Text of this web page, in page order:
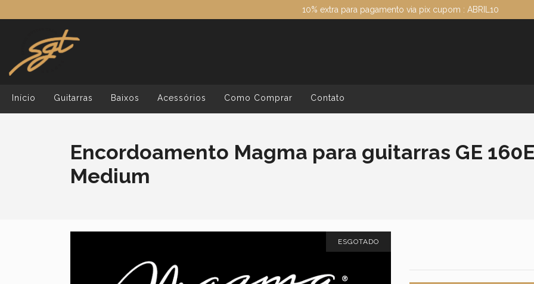
10% extra para pagamento via pix cupom : ABRIL10
Início Guitarras Baixos Acessórios Como Comprar Contato
Encordoamento Magma para guitarras GE
Medium
ESGOTADO